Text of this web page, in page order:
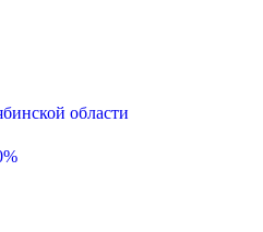
области